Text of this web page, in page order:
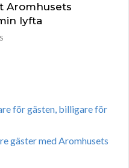
Aromhusets
lyfta
för gästen, billigare för
gäster med Aromhusets